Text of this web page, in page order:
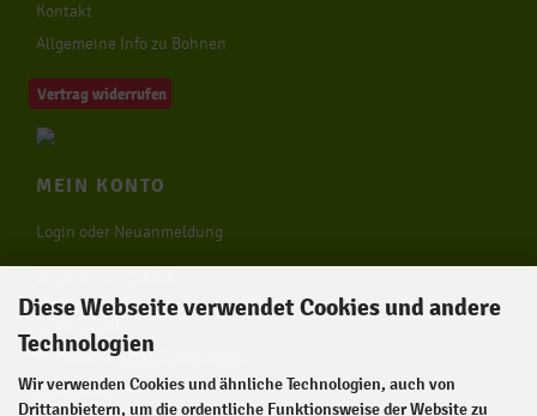
Kontakt
Allgemeine Info zu Bohnen
Vertrag widerrufen
MEIN KONTO
Login oder Neuanmeldung
Privatsphäre und Datenschutz
Impressum
Diese Webseite verwendet Cookies und andere
Technologien
Wir verwenden Cookies und ähnliche Technologien, auch von
Drittanbietern, um die ordentliche Funktionsweise der Website zu